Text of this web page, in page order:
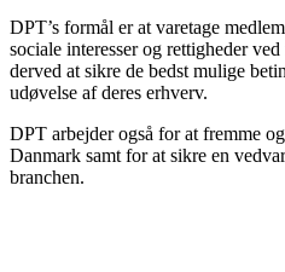
DPT’s formål er at varetage
sociale interesser og rettigheder
derved at sikre de bedst mulige
udøvelse af deres erhverv.
DPT arbejder også for at fremme
Danmark samt for at sikre en
branchen.